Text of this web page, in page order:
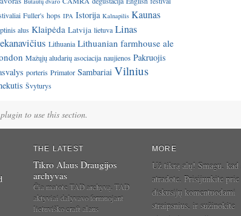
Fuller's hops IPA Istorija Kalnapilis Kaunas
alus Klaipėda Latvija lietuva Linas
Lithuania Lithuanian farmhouse ale
Mažųjų aludarių asociacija naujienos Pakruojis
porteris Primator Sambariai Vilnius
Švyturys
to use this section.
THE LATEST
Tikro Alaus Draugijos
archyvas
Čia matote TAD archyvą. TAD
aktyviai dalyvavo formuojant
lietuviško craft alaus
MORE
Už tikrą alų! Smagu, kad
atradote. Prisijunkite prie
diskusijų komentuodami
straipsnius, ir sužinokite